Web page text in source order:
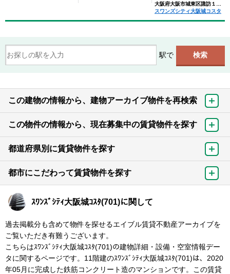
スワンズシティ大阪城コスタ
駅で
この建物の情報から、建物アーカイブ物件を再検索
この物件の情報から、現在募集中の賃貸物件を探す
都道府県別に賃貸物件を探す
都市にこだわって賃貸物件を探す
ｽﾜﾝｽﾞｼﾃｨ大阪城ｺｽﾀ(701)に関して
過去掲載分も含めて物件を探せるエイブル賃貸不動産アーカイブを
ご覧いただき有難うございます。
こちらはｽﾜﾝｽﾞｼﾃｨ大阪城ｺｽﾀ(701)の建物詳細・設備・空室情報デー
タに関するページです。11階建のｽﾜﾝｽﾞｼﾃｨ大阪城ｺｽﾀ(701)は、2020
年05月に完成した鉄筋コンクリート造のマンションです。この賃貸